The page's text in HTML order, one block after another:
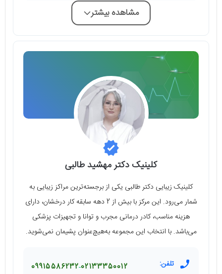
مشاهده بیشتر
کلینیک دکتر مهشید طالبی
کلینیک زیبایی دکتر طالبی یکی از برجسته‌ترین مراکز زیبایی به
شمار می‌رود. این مرکز با بیش از 2 دهه سابقه کار درخشان، دارای
هزینه مناسب، کادر درمانی مجرب و توانا و تجهیزات پزشکی
می‌باشد. با انتخاب این مجموعه به‌هیچ‌عنوان پشیمان نمی‌شوید.
تلفن: 02133350012
09915586232